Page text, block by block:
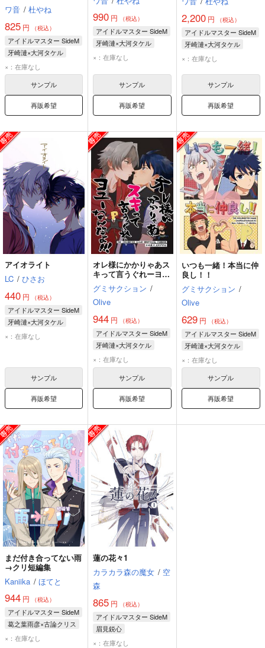
ワ音 / 杜やね
825 円 （税込）
アイドルマスター SideM
牙崎漣×大河タケル
×：在庫なし
サンプル
再販希望
990 円 （税込）
アイドルマスター SideM
牙崎漣×大河タケル
×：在庫なし
サンプル
再販希望
2,200円 （税込）
アイドルマスター SideM
牙崎漣×大河タケル
×：在庫なし
サンプル
再販希望
アイオライト
LC / ひさお
440 円 （税込）
アイドルマスター SideM
牙崎漣×大河タケル
牙崎漣
大河タケル
×：在庫なし
サンプル
再販希望
オレ様にかかりゃあス
キって言うぐれーヨユ
ーなんだよ！！！
グミサクション /
Olive
944 円 （税込）
アイドルマスター SideM
牙崎漣×大河タケル
大河タケル
×：在庫なし
サンプル
再販希望
いつも一緒！本当に仲
良し！！
グミサクション /
Olive
629円 （税込）
アイドルマスター SideM
牙崎漣×大河タケル
大河タケル
円城寺道流
×：在庫なし
サンプル
再販希望
まだ付き合ってない雨
→クリ短編集
Kaniika / ほてと
944 円 （税込）
アイドルマスター SideM
葛之葉雨彦×古論クリス
葛之葉雨彦
×：在庫なし
蓮の花々1
カラカラ森の魔女 / 空
森
865 円 （税込）
アイドルマスター SideM
眉見鋭心
×：在庫なし